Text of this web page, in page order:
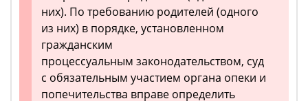
них). По требованию родителей (одного
из них) в порядке, установленном
гражданским
процессуальным законодательством, суд
с обязательным участием органа опеки и
попечительства вправе определить